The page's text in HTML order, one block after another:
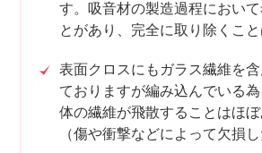
す。吸音材の製造過程におい
とがあり、完全に取り除くこと
表面クロスにもガラス繊維を
ておりますが編み込んでいる
体の繊維が飛散することはほぼ
（傷や衝撃などによって欠損し